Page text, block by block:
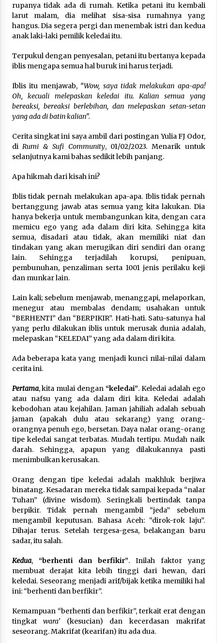
rupanya tidak ada di rumah. Ketika petani itu kembali
larut malam, dia melihat sisa-sisa rumahnya yang
hangus. Dia segera pergi dan menembak istri dan kedua
anak laki-laki pemilik keledai itu.
Terpukul dengan penyesalan, petani itu bertanya kepada
iblis mengapa semua hal buruk ini harus terjadi.
Iblis itu menjawab, “Wow, saya tidak melakukan apa-apa!
Oh, kecuali melepaskan keledai itu. Kalian semua yang
bereaksi, bereaksi berlebihan, dan melepaskan setan-setan
yang ada di batin kalian”.
Cerita singkat ini saya ambil dari postingan Yulia FJ Odor,
di Rumi & Sufi Community, 01/02/2023. Menarik untuk
selanjutnya kami bahas sedikit lebih panjang.
Apa hikmah dari kisah ini?
Iblis tidak pernah melakukan apa-apa. Iblis tidak pernah
bertanggung jawab atas semua yang kita lakukan. Dia
hanya bekerja untuk membangunkan kita, dengan cara
memicu ego yang ada dalam diri kita. Sehingga kita
semua, disadari atau tidak, akan memiliki niat dan
tindakan yang akan merugikan diri sendiri dan orang
lain. Sehingga terjadilah korupsi, penipuan,
pembunuhan, penzaliman serta 1001 jenis perilaku keji
dan munkar lain.
Lain kali; sebelum menjawab, menanggapi, melaporkan,
menegur atau membalas dendam; usahakan untuk
“BERHENTI” dan “BERPIKIR”. Hati-hati. Satu-satunya hal
yang perlu dilakukan iblis untuk merusak dunia adalah,
melepaskan “KELEDAI” yang ada dalam diri kita.
Ada beberapa kata yang menjadi kunci nilai-nilai dalam
cerita ini.
Pertama, kita mulai dengan “keledai”. Keledai adalah ego
atau nafsu yang ada dalam diri kita. Keledai adalah
kebodohan atau kejahilan. Jaman jahiliah adalah sebuah
jaman (apakah dulu atau sekarang) yang orang-
orangnya penuh ego, bersetan. Daya nalar orang-orang
tipe keledai sangat terbatas. Mudah tertipu. Mudah naik
darah. Sehingga, apapun yang dilakukannya pasti
menimbulkan kerusakan.
Orang dengan tipe keledai adalah makhluk berjiwa
binatang. Kesadaran mereka tidak sampai kepada “nalar
Tuhan” (divine wisdom). Seringkali bertindak tanpa
berpikir. Tidak pernah mengambil “jeda” sebelum
mengambil keputusan. Bahasa Aceh: “dirok-rok laju”.
Dihajar terus. Setelah tergesa-gesa, belakangan baru
sadar, itu salah.
Kedua,“berhenti dan berfikir”. Inilah faktor yang
membuat derajat kita lebih tinggi dari hewan, dari
keledai. Seseorang menjadi arif/bijak ketika memiliki hal
ini: “berhenti dan berfikir”.
Kemampuan “berhenti dan berfikir”, terkait erat dengan
tingkatwara’ (kesucian) dan kecerdasan makrifat
seseorang. Makrifat (kearifan) itu ada dua.